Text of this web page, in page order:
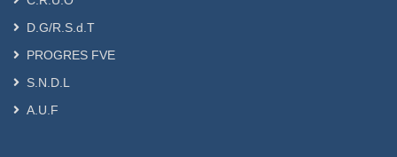
D.G/R.S.d.T
PROGRES FVE
S.N.D.L
A.U.F